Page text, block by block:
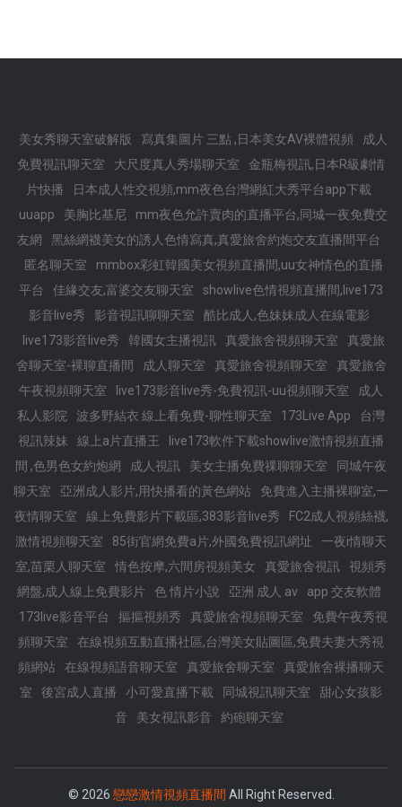
美女秀聊天室破解版 寫真集圖片 三點 ,日本美女AV裸體視頻
成人
免費視訊聊天室
大尺度真人秀場聊天室
金瓶梅視訊,日本R級劇情
片快播
日本成人性交視頻,mm夜色台灣網紅大秀平台app下載
uuapp
美胸比基尼
mm夜色允許賣肉的直播平台,同城一夜免費交
友網
黑絲網襪美女的誘人色情寫真,真愛旅舍約炮交友直播間平台
匿名聊天室
mmbox彩虹韓國美女視頻直播間,uu女神情色的直播
平台
佳緣交友,富婆交友聊天室
showlive色情視頻直播間,live173
影音live秀
影音視訊聊聊天室
酷比成人,色妹妹成人在線電影
live173影音live秀
韓國女主播視訊 真愛旅舍視頻聊天室
真愛旅
舍聊天室-裸聊直播間
成人聊天室 真愛旅舍視頻聊天室
真愛旅舍
午夜視頻聊天室
live173影音live秀-免費視訊-uu視頻聊天室
成人
私人影院
波多野結衣 線上看免費-聊性聊天室 173Live App
台灣
視訊辣妹
線上a片直播王
live173軟件下載showlive激情視頻直播
間 ,色男色女約炮網
成人視訊 美女主播免費祼聊聊天室
同城午夜
聊天室
亞洲成人影片,用快播看的黃色網站
免費進入主播裸聊室,一
夜情聊天室
線上免費影片下載區,383影音live秀
FC2成人視頻絲襪,
激情視頻聊天室
85街官網免費a片,外國免費視訊網址
一夜i情聊天
室,苗栗人聊天室
情色按摩,六間房視頻美女 真愛旅舍視訊
視頻秀
網盤,成人線上免費影片
色 情片小說 亞洲 成人 av
app 交友軟體
173live影音平台
摳摳視頻秀 真愛旅舍視頻聊天室
免費午夜秀視
頻聊天室
在線視頻互動直播社區,台灣美女貼圖區,免費夫妻大秀視
頻網站
在線視頻語音聊天室 真愛旅舍聊天室
真愛旅舍裸播聊天
室
後宮成人直播 小可愛直播下載 同城視訊聊天室
甜心女孩影
音
美女視訊影音 約砲聊天室
© 2026 戀戀激情視頻直播間 All Right Reserved.